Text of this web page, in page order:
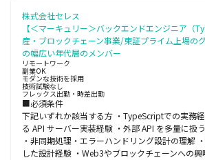
株式会社セレス
【＜マーキュリー＞バックエンドエンジニア（
産・ブロックチェーン事業/東証プライム上場の
の幅広い年代層のメンバー
リモートワーク
副業OK
モダンな技術を採用
技術試験なし
フレックス出勤・時差出勤
■必須条件
下記いずれか該当する方 ・TypeScriptでの実務
る API サーバー実装経験 ・外部 API を多量に扱
・非同期処理・エラーハンドリング設計の理解
した設計経験 ・Web3やブロックチェーンへの